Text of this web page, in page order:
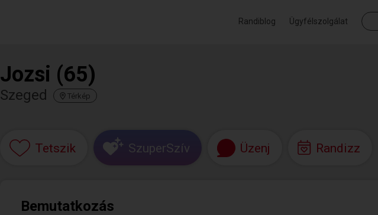
Randiblog Ügyfélszolgálat
Jozsi (65)
Szeged Térkép
Tetszik SzuperSzív Üzenj Randizz
Bemutatkozás